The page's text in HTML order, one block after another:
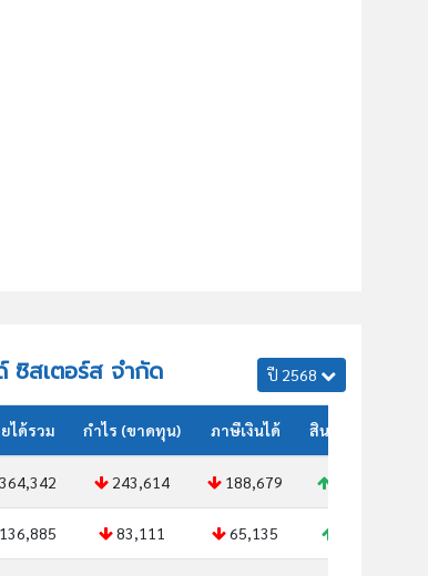
ซิสเตอร์ส จำกัด ปี 2568
ได้รวม กำไร (ขาดทุน) ภาษีเงินได้ สินทรัพย์รวม
364,342 243,614 188,679
136,885 83,111 65,135